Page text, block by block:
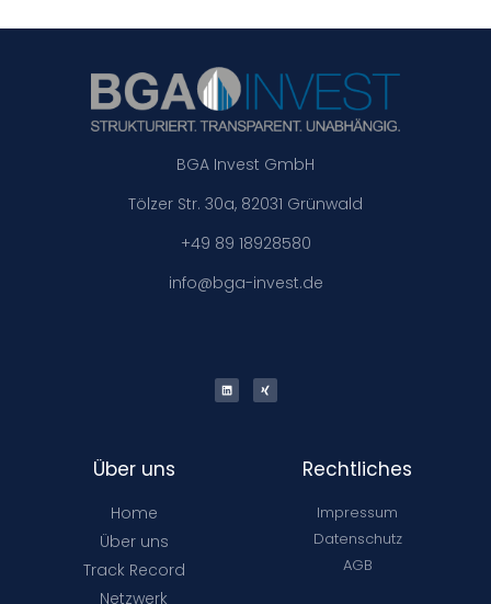
BGA Invest GmbH
Tölzer Str. 30a, 82031 Grünwald
+49 89 18928580
info@bga-invest.de
Über uns
Home
Über uns
Track Record
Netzwerk
Rechtliches
Impressum
Datenschutz
AGB